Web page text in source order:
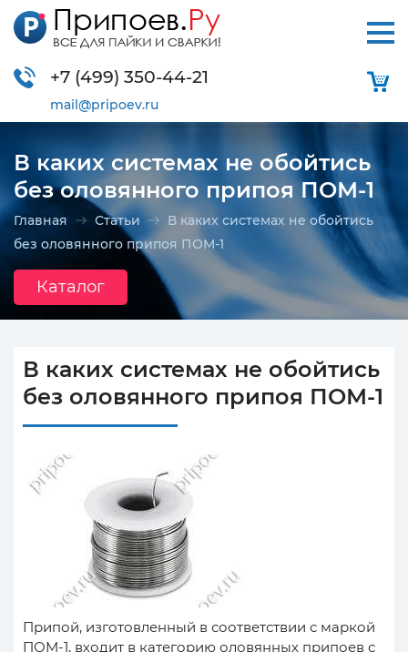
+7 (499) 350-44-21
mail@pripoev.ru
В каких системах не обойтись
без оловянного припоя ПОМ-1
Главная Статьи
В каких системах не обойтись
без оловянного припоя ПОМ-1
Каталог
В каких системах не обойтись
без оловянного припоя ПОМ-1
Припой, изготовленный в соответствии с маркой
ПОМ-1, входит в категорию оловянных припоев с